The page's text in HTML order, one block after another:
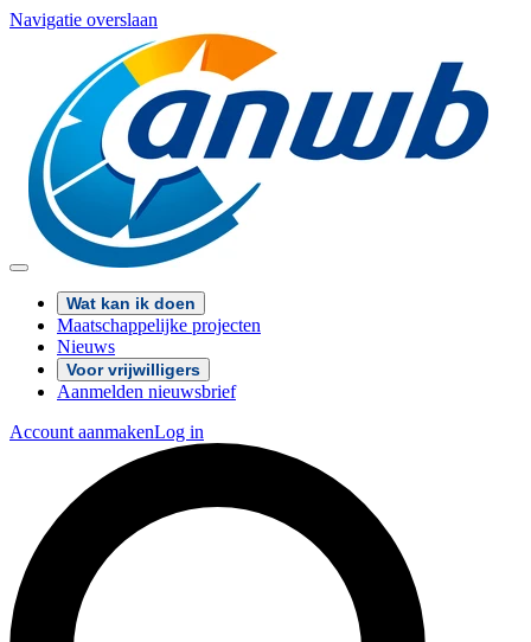
Navigatie overslaan
Wat kan ik doen
Maatschappelijke projecten
Nieuws
Voor vrijwilligers
Aanmelden nieuwsbrief
Account aanmakenLog in